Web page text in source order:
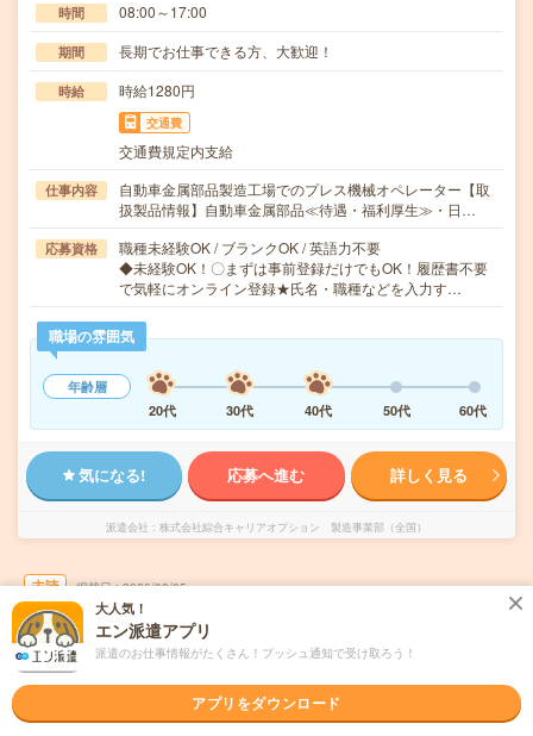
時間 08:00～17:00
期間 長期でお仕事できる方、大歓迎！
時給 時給1280円
交通費
交通費規定内支給
仕事内容
自動車金属部品製造工場でのプレス機械オペレーター【取
扱製品情報】自動車金属部品≪待遇・福利厚生≫・日…
応募資格
職種未経験OK / ブランクOK / 英語力不要
◆未経験OK！〇まずは事前登録だけでもOK！履歴書不要
で気軽にオンライン登録★氏名・職種などを入力す…
職場の雰囲気
年齢層
20代
30代 40代 50代 60代
気になる! 応募へ進む 詳しく見る
派遣会社 株式会社綜合キャリアオプション 製造事業部（全国）
未読 掲載日 2026/08/05
【経験者向けマイスターワーク！】こんにゃ
く食品のリフト仕分け・運搬/日払いOK
土日祝日が休み WEB登録OK
大人気！
エン派遣アプリ
派遣のお仕事情報がたくさん！プッシュ通知で受け取ろう！
アプリをダウンロード